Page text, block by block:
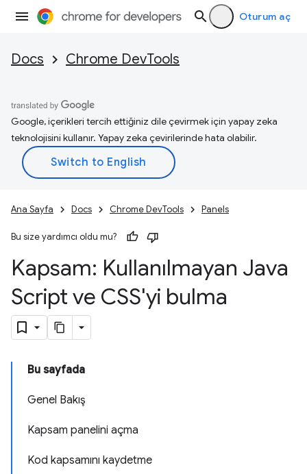
Oturum aç
Docs Chrome DevTools
Google, içerikleri tercih ettiğiniz dile çevirmek için yapay zeka
teknolojisini kullanır. Yapay zeka çevirilerinde hata olabilir.
Ana Sayfa Docs Chrome DevTools Panels
Bu size yardımcı oldu mu?
Kapsam: Kullanılmayan Java
Script ve CSS'yi bulma
Bu sayfada
Genel Bakış
Kapsam panelini açma
Kod kapsamını kaydetme